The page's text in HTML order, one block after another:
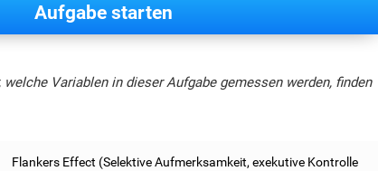
Aufgabe starten
Variablen in dieser Aufgabe gemessen werden, finden
Flankers Effect (Selektive Aufmerksamkeit, exekutive Kontrolle